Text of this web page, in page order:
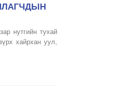
нутгийн тухай
хайрхан уул,